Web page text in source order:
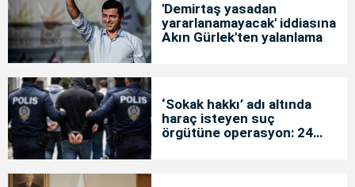
'Demirtaş yasadan
yararlanamayacak' iddiasına
Akın Gürlek'ten yalanlama
‘Sokak hakkı’ adı altında
haraç isteyen suç
örgütüne operasyon: 24